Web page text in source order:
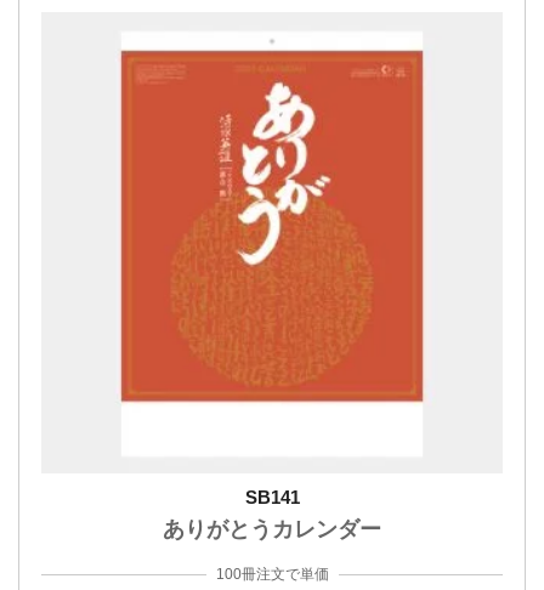
SB141
ありがとうカレンダー
100冊注文で単価